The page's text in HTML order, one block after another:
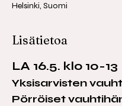
Helsinki, Suomi
Lisätietoa
LA 16.5. klo 10-13
Yksisarvisten
Pörröiset